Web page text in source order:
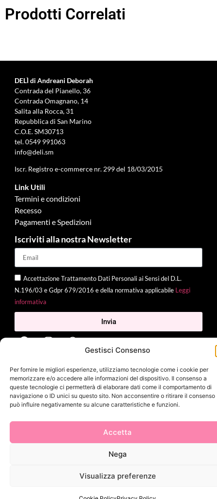
Gestisci Consenso
Per fornire le migliori esperienze, utilizziamo tecnologie come i cookie per
memorizzare e/o accedere alle informazioni del dispositivo. Il consenso a
queste tecnologie ci permetterà di elaborare dati come il comportamento di
navigazione o ID unici su questo sito. Non acconsentire o ritirare il consenso
può influire negativamente su alcune caratteristiche e funzioni.
Accetta
Nega
Visualizza preferenze
Prodotti Correlati
DELÌ di Andreani Deborah
Contrada del Pianello, 36
Contrada Omagnano, 14
Salita alla Rocca, 31
Repubblica di San Marino
C.O.E. SM30713
tel.0549 991063
info@deli.sm
Iscr. Registro e-commerce nr. 299 del 18/03/2015
Link Utili
Termini e condizioni
Recesso
Pagamenti e Spedizioni
Iscriviti alla nostra Newsletter
Accettazione Trattamento Dati Personali ai Sensi del D.L.
N.196/03 e Gdpr 679/2016 e della normativa applicabile Leggi
informativa
Invia
2025 Delì | Privacy Policy|Cookie Policy| Made with byJenny
Mina